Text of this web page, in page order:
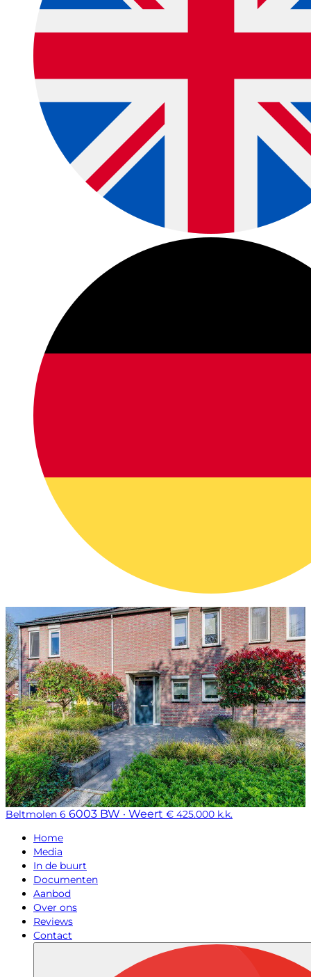
Beltmolen 6 6003 BW · Weert € 425.000 k.k.
Home
Media
In de buurt
Documenten
Aanbod
Over ons
Reviews
Contact